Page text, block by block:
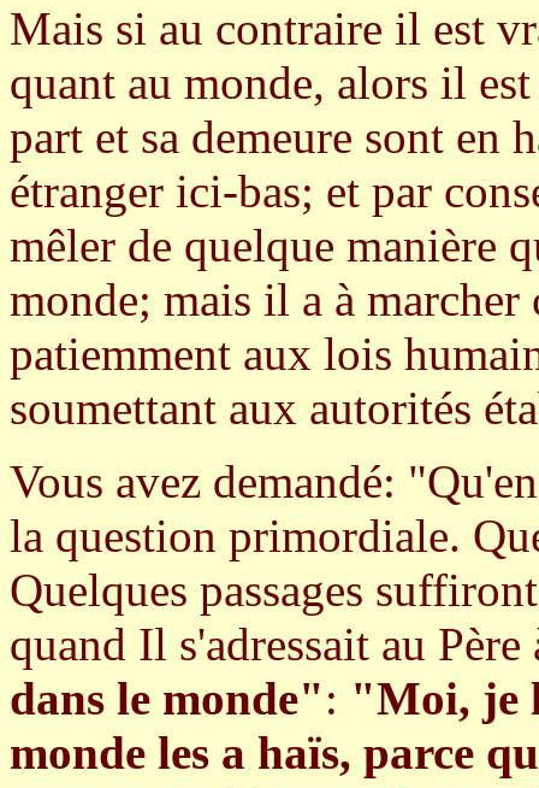
Mais si au contraire il est
quant au monde, alors il
part et sa demeure sont en
étranger ici-bas; et par
mêler de quelque manière
monde; mais il a à
patiemment aux lois
soumettant aux autorités
Vous avez demandé:
la question primordiale.
Quelques passages
quand Il s'adressait au
dans le monde": "Moi, je
monde les a haïs, parce